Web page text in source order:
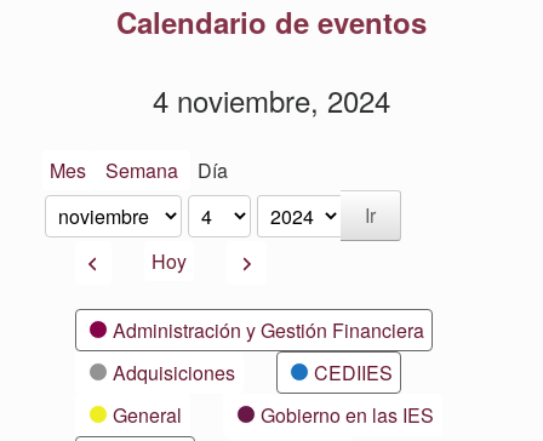
Calendario de eventos
4 noviembre, 2024
Mes Semana Día
Mes
Día
Año
AnteriorHoy Siguiente
CategoríasAdministración y Gestión Financiera
Adquisiciones
CEDIIES
General
Gobierno en las IES